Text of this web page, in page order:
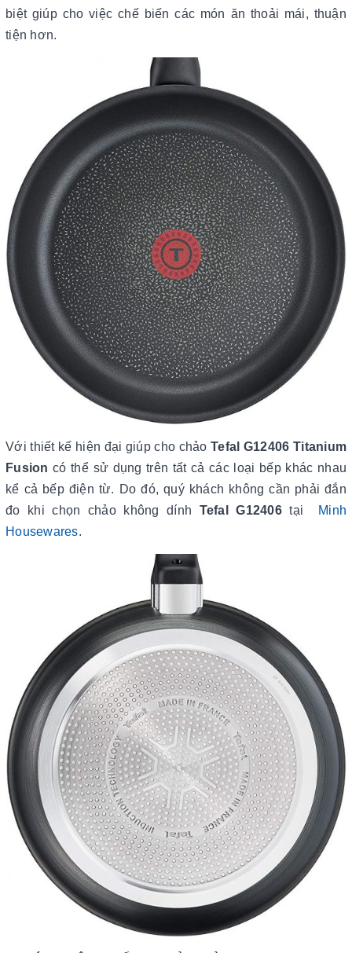
biệt giúp cho việc chế biến các món ăn thoải mái, thuận
tiện hơn.
Với thiết kế hiện đại giúp cho chảoTefal G12406 Titanium
Fusion có thể sử dụng trên tất cả các loại bếp khác nhau
kể cả bếp điện từ. Do đó, quý khách không cần phải đắn
đo khi chọn chảo không dính Tefal G12406tại
Minh
Housewares.